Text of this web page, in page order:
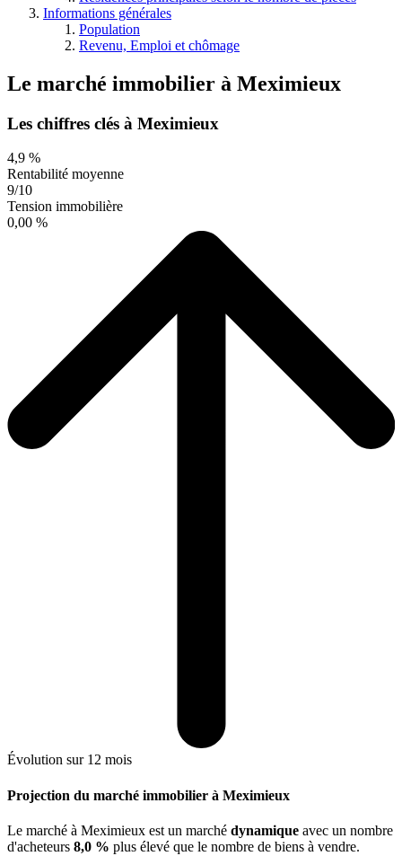
Informations générales
Population
Revenu, Emploi et chômage
Le marché immobilier à Meximieux
Les chiffres clés à Meximieux
4,9 %
Rentabilité moyenne
9/10
Tension immobilière
0,00 %
Évolution sur 12 mois
Projection du marché immobilier à Meximieux
Le marché à Meximieux est un marché dynamique avec un nombre
d'acheteurs 8,0 % plus élevé que le nombre de biens à vendre.